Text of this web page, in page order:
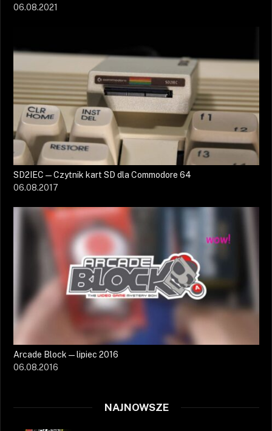
06.08.2021
SD2IEC — Czytnik kart SD dla Commodore 64
06.08.2017
Arcade Block — lipiec 2016
06.08.2016
NAJNOWSZE